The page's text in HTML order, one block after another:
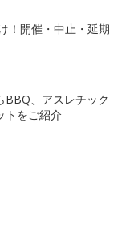
！開催・中止・延期
BBQ、アスレチック
トをご紹介